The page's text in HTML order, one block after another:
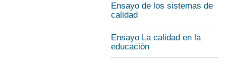
Ensayo de los sistemas de
calidad
Ensayo La calidad en la
educación